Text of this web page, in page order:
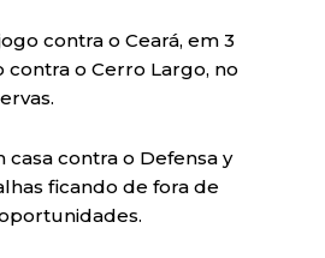
contra o Ceará, em 3
contra o Cerro Largo, no
contra o Defensa y
ficando de fora de